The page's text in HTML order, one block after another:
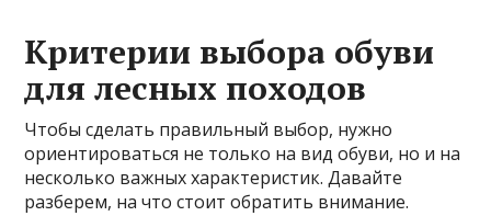
Критерии выбора обуви
для лесных походов
Чтобы сделать правильный выбор, нужно
ориентироваться не только на вид обуви, но и на
несколько важных характеристик. Давайте
разберем, на что стоит обратить внимание.